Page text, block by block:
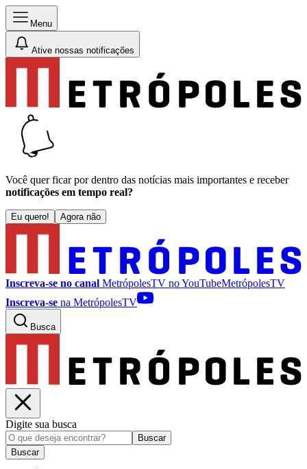
Menu
Ative nossas notificações
Você quer ficar por dentro das notícias mais importantes e receber
notificações em tempo real?
Eu quero! Agora não
Inscreva-se no canal MetrópolesTV noYouTubeMetrópolesTV
Inscreva-se na MetrópolesTV
Busca
Digite sua busca
Buscar
Buscar